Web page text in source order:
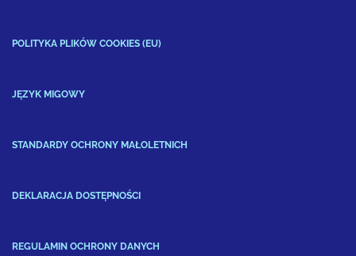
POLITYKA PLIKÓW COOKIES (EU)
JĘZYK MIGOWY
STANDARDY OCHRONY MAŁOLETNICH
DEKLARACJA DOSTĘPNOŚCI
REGULAMIN OCHRONY DANYCH